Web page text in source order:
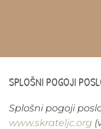
SPLOŠNI POGOJI
Splošni pogoji
www.skrateljc.org